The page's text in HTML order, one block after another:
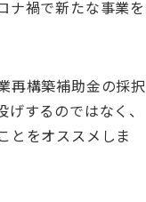
ナ禍で新たな事業を
再構築補助金の採択
するのではなく、
とをオススメしま